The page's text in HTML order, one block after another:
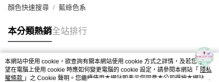
顏色快速搜尋 藍綠色系
本分類熱銷全站排行
熱門標籤
本網站中使用 cookie，欲查詢有關本網站使用 cookie 方式之詳情，及若您不希
望在電腦上使用 cookie 時應如何變更電腦的 cookie 設定，請參閱本網站「 隱私
權條款 」之 Cookie 聲明。您繼續使用本網站即表示您同意本公司得按本網站使